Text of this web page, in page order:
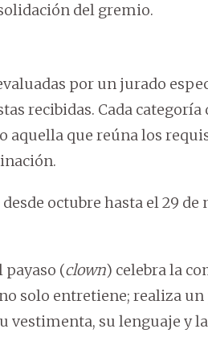
del gremio.
por un jurado
recibidas. Cada
aquella que reúna los
octubre hasta el 29 de
payaso (clown) celebra la
solo entretiene; realiza
vestimenta, su lenguaje y